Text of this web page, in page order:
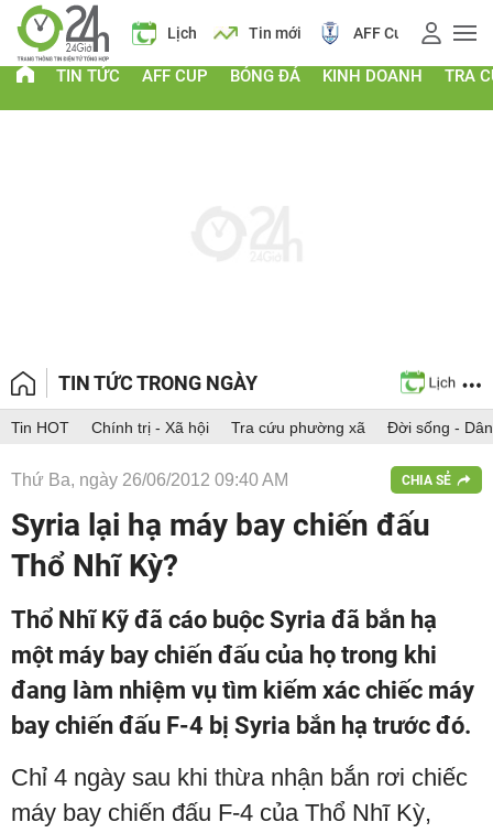
Giá vàng Lịch Tin mới AFF Cup Giá
TIN TỨC AFF CUP BÓNG ĐÁ KINH DOANH TRA
TIN TỨC TRONG NGÀY
Tin HOT Chính trị - Xã hội Tra cứu phường xã Đời sống -
Thứ Ba, ngày 26/06/2012 09:40 AM CHIA SẺ
Syria lại hạ máy bay chiến đấu
Thổ Nhĩ Kỳ?
Thổ Nhĩ Kỹ đã cáo buộc Syria đã bắn hạ
một máy bay chiến đấu của họ trong khi
đang làm nhiệm vụ tìm kiếm xác chiếc máy
bay chiến đấu F-4 bị Syria bắn hạ trước đó.
Chỉ 4 ngày sau khi thừa nhận bắn rơi chiếc
máy bay chiến đấu F-4 của Thổ Nhĩ Kỳ,